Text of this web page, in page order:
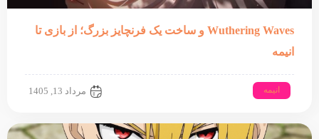
Wuthering Waves و ساخت یک فرنچایز بزرگ؛ از بازی تا
انیمه
انیمه مرداد 13, 1405